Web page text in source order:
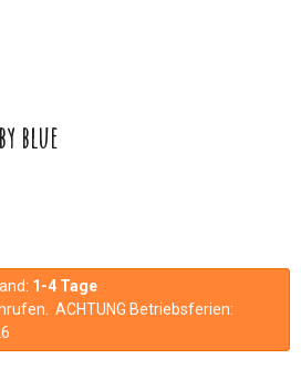
blue
1-4 Tage
ACHTUNG Betriebsferien: